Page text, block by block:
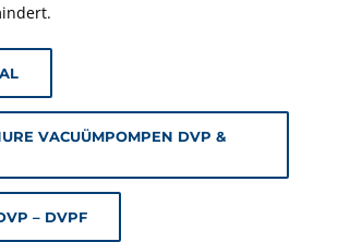
VACUÜMPOMPEN DVP &
– DVPF